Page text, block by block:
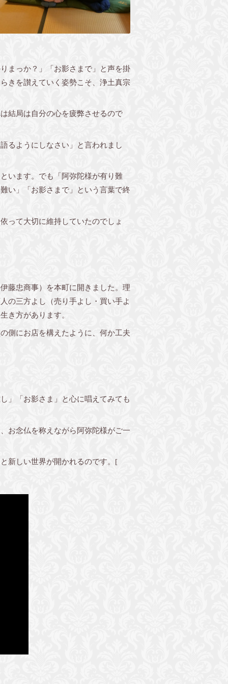
まっか？」「お影さまで」と声を掛
きを讃えていく姿勢こそ、浄土真宗
結局は自分の心を疲弊させるので
るようにしなさい」と言われまし
います。でも「阿弥陀様が有り難
い」「お影さまで」という言葉で終
って大切に維持していたのでしょ
藤忠商事）を本町に開きました。理
の三方よし（売り手よし・買い手よ
き方があります。
側にお店を構えたように、何か工夫
」「お影さま」と心に唱えてみても
お念仏を称えながら阿弥陀様がご一
新しい世界が開かれるのです。[